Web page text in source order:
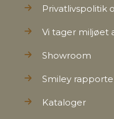
Privatlivspolitik
Vi tager miljøet
Showroom
Smiley
Kataloger